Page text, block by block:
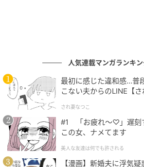
ドラマ『GTO』は、カンテレ／フジ
20日より毎週月曜22時放送。
次の記事
明日の『風、薫る』“りん
人気連載マンガランキ
最初に感じた違和感…普
こない夫からのLINE【さ
され妻なつこ
#1 「お疲れ〜♡」遅刻
この女、ナメてます
美人な友達は何でも許される
【漫画】新婚夫に浮気